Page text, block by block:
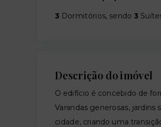
3 Dormitórios, sendo 3
Descrição do imóvel
O edifício é concebido de
Varandas generosas, jardins
cidade, criando uma